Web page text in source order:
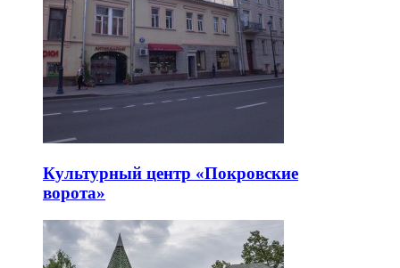
Культурный центр «Покровские
ворота»